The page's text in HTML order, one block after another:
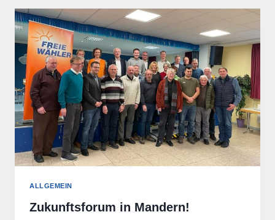
ÜBER
ENTWICKLUNG
VON
VITOS
HAINA
ALLGEMEIN
Zukunftsforum in Mandern!